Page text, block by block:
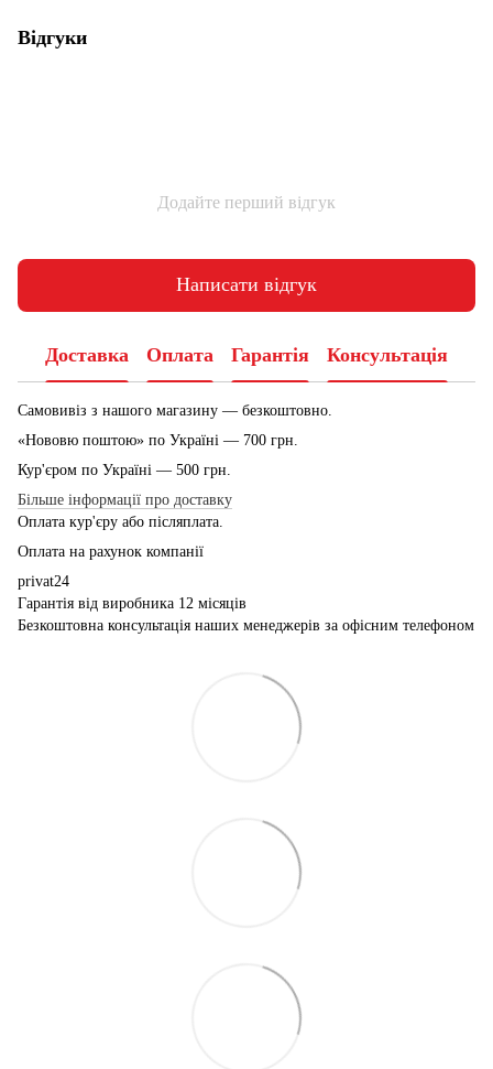
Відгуки
Додайте перший відгук
Написати відгук
Доставка Оплата Гарантія Консультація
Самовивіз з нашого магазину — безкоштовно.
«Нововю поштою» по Україні — 700 грн.
Кур'єром по Україні — 500 грн.
Більше інформації про доставку
Оплата кур'єру або післяплата.
Оплата на рахунок компанії
privat24
Гарантія від виробника 12 місяців
Безкоштовна консультація наших менеджерів за офісним телефоном